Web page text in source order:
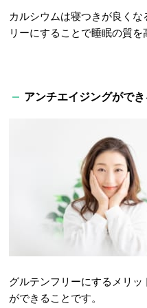
カルシウムは寝つきが良く
リーにすることで睡眠の質を
アンチエイジングができ
グルテンフリーにするメリ
ができることです。